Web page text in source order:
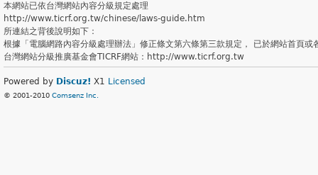
本網站已依台灣網站內容分級規定處理
http://www.ticrf.org.tw/chinese/laws-guide.htm
所連結之背後說明如下：
根據「電腦網路內容分級處理辦法」修正條文第六條第三款規定， 已於網站首頁
台灣網站分級推廣基金會TICRF網站：http://www.ticrf.org.tw
Powered by Discuz! X1 Licensed
© 2001-2010 Comsenz Inc.